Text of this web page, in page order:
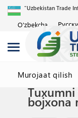
"Uzbekistan Trade
O'zbekcha
Murojaat qilish
bojxona